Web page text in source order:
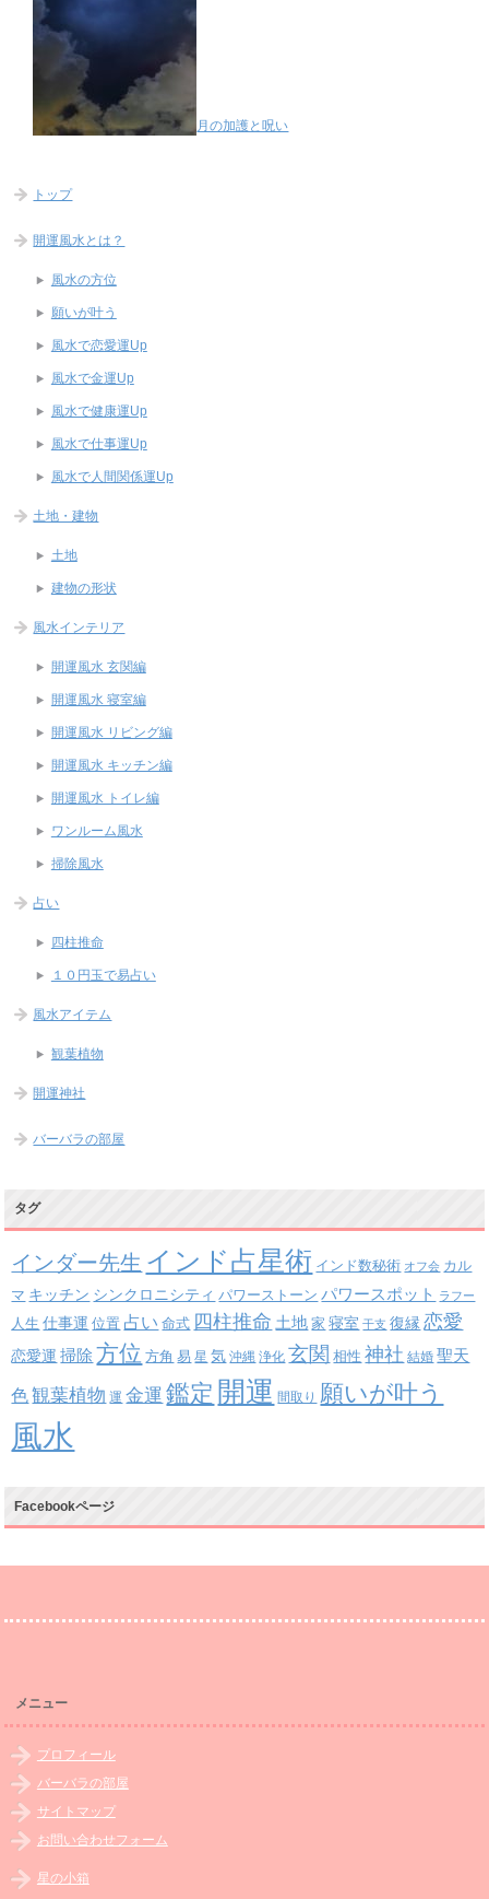
月の加護と呪い
トップ
開運風水とは？
風水の方位
願いが叶う
風水で恋愛運Up
風水で金運Up
風水で健康運Up
風水で仕事運Up
風水で人間関係運Up
土地・建物
土地
建物の形状
風水インテリア
開運風水 玄関編
開運風水 寝室編
開運風水 リビング編
開運風水 キッチン編
開運風水 トイレ編
ワンルーム風水
掃除風水
占い
四柱推命
１０円玉で易占い
風水アイテム
観葉植物
開運神社
バーバラの部屋
タグ
インダー先生 インド占星術 インド数秘術 オフ会 カル
マ キッチン シンクロニシティ パワーストーン パワースポット ラフー
人生 仕事運 位置 占い 命式 四柱推命 土地 家 寝室 干支 復縁 恋愛
恋愛運 掃除 方位 方角 易 星 気 沖縄 浄化 玄関 相性 神社 結婚 聖天
色 観葉植物 運 金運 鑑定 開運 間取り 願いが叶う
風水
Facebookページ
メニュー
プロフィール
バーバラの部屋
サイトマップ
お問い合わせフォーム
星の小箱